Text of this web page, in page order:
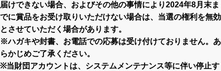
届けできない場合、およびその他の事情により2024年8月末ま
でに賞品をお受け取りいただけない場合は、当選の権利を無効
とさせていただく場合があります。
※ハガキや封書、お電話での応募は受け付けておりません。あ
らかじめご了承ください。
※当財団アカウントは、システムメンテナンス等に伴い停止す